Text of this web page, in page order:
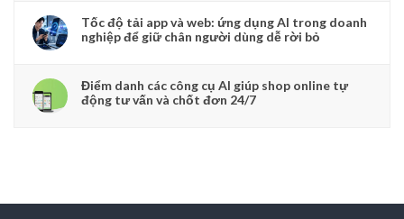
Tốc độ tải app và web: ứng dụng AI trong doanh
nghiệp để giữ chân người dùng dễ rời bỏ
Điểm danh các công cụ AI giúp shop online tự
động tư vấn và chốt đơn 24/7